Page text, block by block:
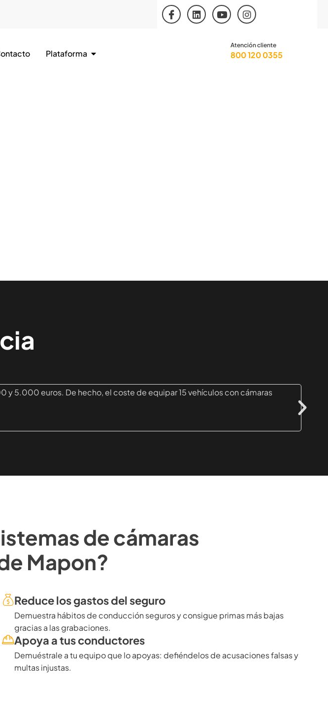
Plataforma
Atención cliente
800 120 0355
y 5.000 euros. De hecho, el coste de equipar 15 vehículos con cámaras
de cámaras
Mapon?
Reduce los gastos del seguro
Demuestra hábitos de conducción seguros y consigue primas más bajas
gracias a las grabaciones.
Apoya a tus conductores
Demuéstrale a tu equipo que lo apoyas: defiéndelos de acusaciones falsas y
multas injustas.